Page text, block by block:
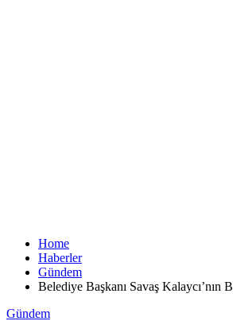
Home
Haberler
Gündem
Belediye Başkanı Savaş Kalaycı’nın
Gündem